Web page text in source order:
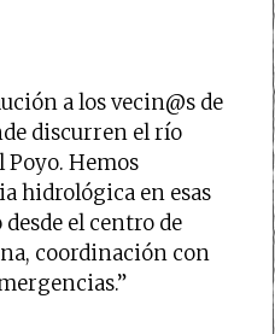
a los vecin@s de
discurren el río
Poyo. Hemos
hidrológica en esas
el centro de
coordinación con